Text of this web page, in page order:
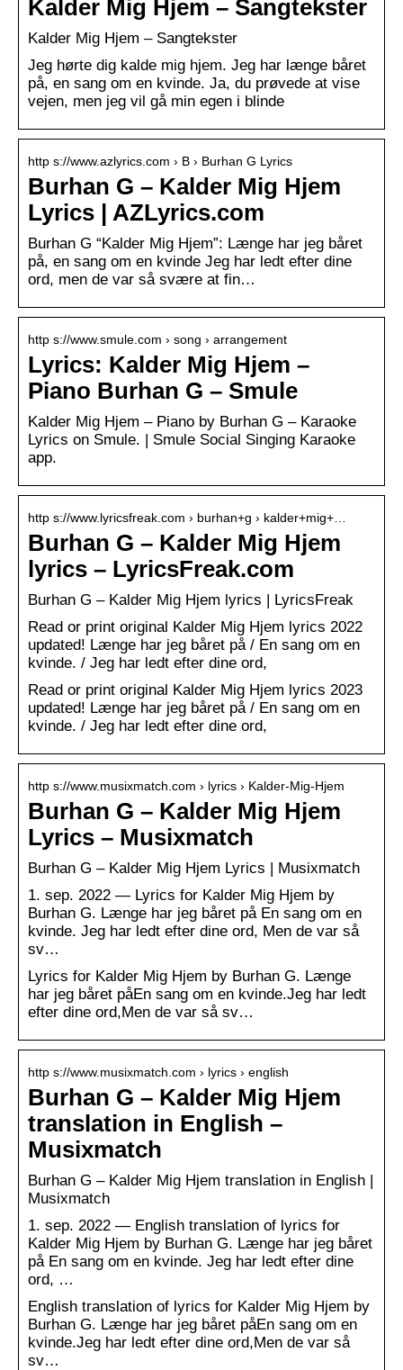
Kalder Mig Hjem – Sangtekster
Kalder Mig Hjem – Sangtekster
Jeg hørte dig kalde mig hjem. Jeg har længe båret
på, en sang om en kvinde. Ja, du prøvede at vise
vejen, men jeg vil gå min egen i blinde
http s://www.azlyrics.com › B › Burhan G Lyrics
Burhan G – Kalder Mig Hjem
Lyrics | AZLyrics.com
Burhan G “Kalder Mig Hjem”: Længe har jeg båret
på, en sang om en kvinde Jeg har ledt efter dine
ord, men de var så svære at fin…
http s://www.smule.com › song › arrangement
Lyrics: Kalder Mig Hjem –
Piano Burhan G – Smule
Kalder Mig Hjem – Piano by Burhan G – Karaoke
Lyrics on Smule. | Smule Social Singing Karaoke
app.
http s://www.lyricsfreak.com › burhan+g › kalder+mig+…
Burhan G – Kalder Mig Hjem
lyrics – LyricsFreak.com
Burhan G – Kalder Mig Hjem lyrics | LyricsFreak
Read or print original Kalder Mig Hjem lyrics 2022
updated! Længe har jeg båret på / En sang om en
kvinde. / Jeg har ledt efter dine ord,
Read or print original Kalder Mig Hjem lyrics 2023
updated! Længe har jeg båret på / En sang om en
kvinde. / Jeg har ledt efter dine ord,
http s://www.musixmatch.com › lyrics › Kalder-Mig-Hjem
Burhan G – Kalder Mig Hjem
Lyrics – Musixmatch
Burhan G – Kalder Mig Hjem Lyrics | Musixmatch
1. sep. 2022 — Lyrics for Kalder Mig Hjem by
Burhan G. Længe har jeg båret på En sang om en
kvinde. Jeg har ledt efter dine ord, Men de var så
sv…
Lyrics for Kalder Mig Hjem by Burhan G. Længe
har jeg båret påEn sang om en kvinde.Jeg har ledt
efter dine ord,Men de var så sv…
http s://www.musixmatch.com › lyrics › english
Burhan G – Kalder Mig Hjem
translation in English –
Musixmatch
Burhan G – Kalder Mig Hjem translation in English |
Musixmatch
1. sep. 2022 — English translation of lyrics for
Kalder Mig Hjem by Burhan G. Længe har jeg båret
på En sang om en kvinde. Jeg har ledt efter dine
ord, …
English translation of lyrics for Kalder Mig Hjem by
Burhan G. Længe har jeg båret påEn sang om en
kvinde.Jeg har ledt efter dine ord,Men de var så
sv…